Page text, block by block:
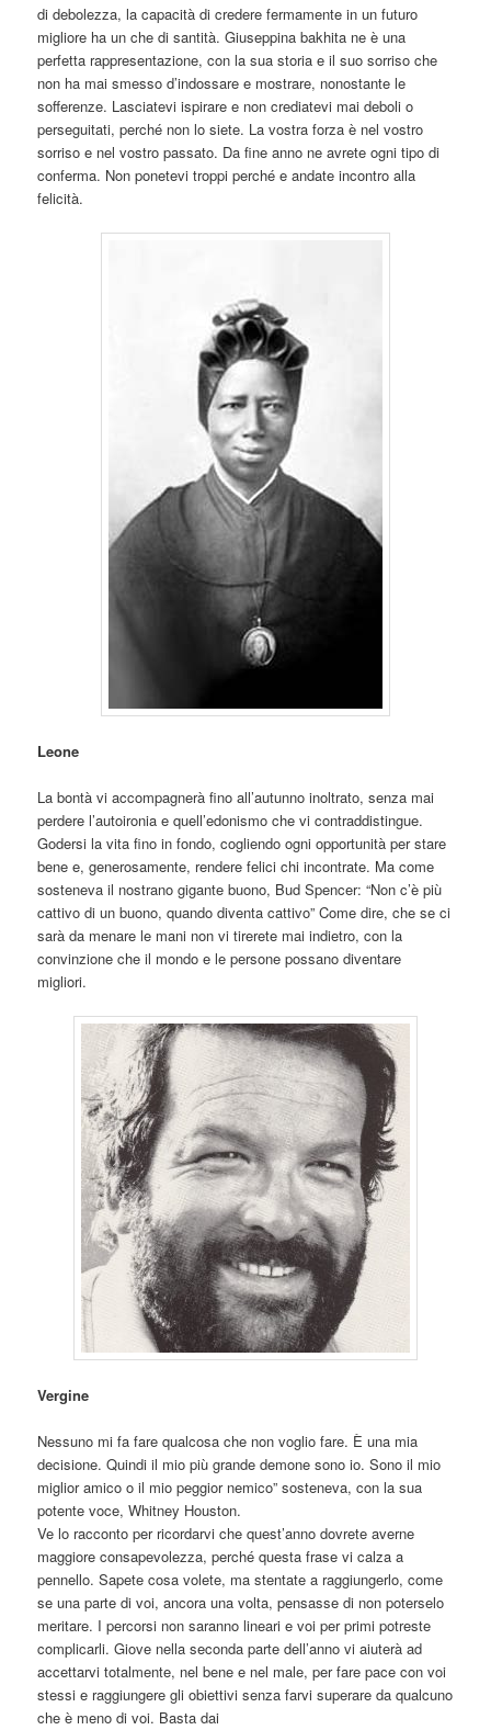
di debolezza, la capacità di credere fermamente in un futuro
migliore ha un che di santità. Giuseppina bakhita ne è una
perfetta rappresentazione, con la sua storia e il suo sorriso che
non ha mai smesso d’indossare e mostrare, nonostante le
sofferenze. Lasciatevi ispirare e non crediatevi mai deboli o
perseguitati, perché non lo siete. La vostra forza è nel vostro
sorriso e nel vostro passato. Da fine anno ne avrete ogni tipo di
conferma. Non ponetevi troppi perché e andate incontro alla
felicità.
Leone
La bontà vi accompagnerà fino all’autunno inoltrato, senza mai
perdere l’autoironia e quell’edonismo che vi contraddistingue.
Godersi la vita fino in fondo, cogliendo ogni opportunità per stare
bene e, generosamente, rendere felici chi incontrate. Ma come
sosteneva il nostrano gigante buono, Bud Spencer: “Non c’è più
cattivo di un buono, quando diventa cattivo” Come dire, che se ci
sarà da menare le mani non vi tirerete mai indietro, con la
convinzione che il mondo e le persone possano diventare
migliori.
Vergine
Nessuno mi fa fare qualcosa che non voglio fare. È una mia
decisione. Quindi il mio più grande demone sono io. Sono il mio
miglior amico o il mio peggior nemico” sosteneva, con la sua
potente voce, Whitney Houston.
Ve lo racconto per ricordarvi che quest’anno dovrete averne
maggiore consapevolezza, perché questa frase vi calza a
pennello. Sapete cosa volete, ma stentate a raggiungerlo, come
se una parte di voi, ancora una volta, pensasse di non poterselo
meritare. I percorsi non saranno lineari e voi per primi potreste
complicarli. Giove nella seconda parte dell’anno vi aiuterà ad
accettarvi totalmente, nel bene e nel male, per fare pace con voi
stessi e raggiungere gli obiettivi senza farvi superare da qualcuno
che è meno di voi. Basta dai